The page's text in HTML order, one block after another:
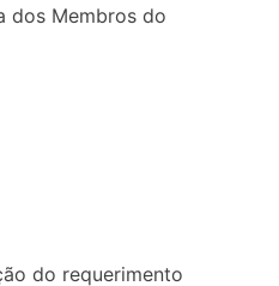
dos Membros do
do requerimento